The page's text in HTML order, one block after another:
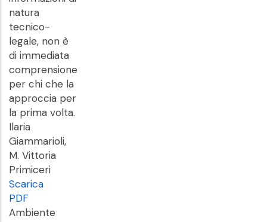
natura
tecnico-
legale, non è
di immediata
comprensione
per chi che la
approccia per
la prima volta.
Ilaria
Giammarioli,
M. Vittoria
Primiceri
Scarica
PDF
Ambiente